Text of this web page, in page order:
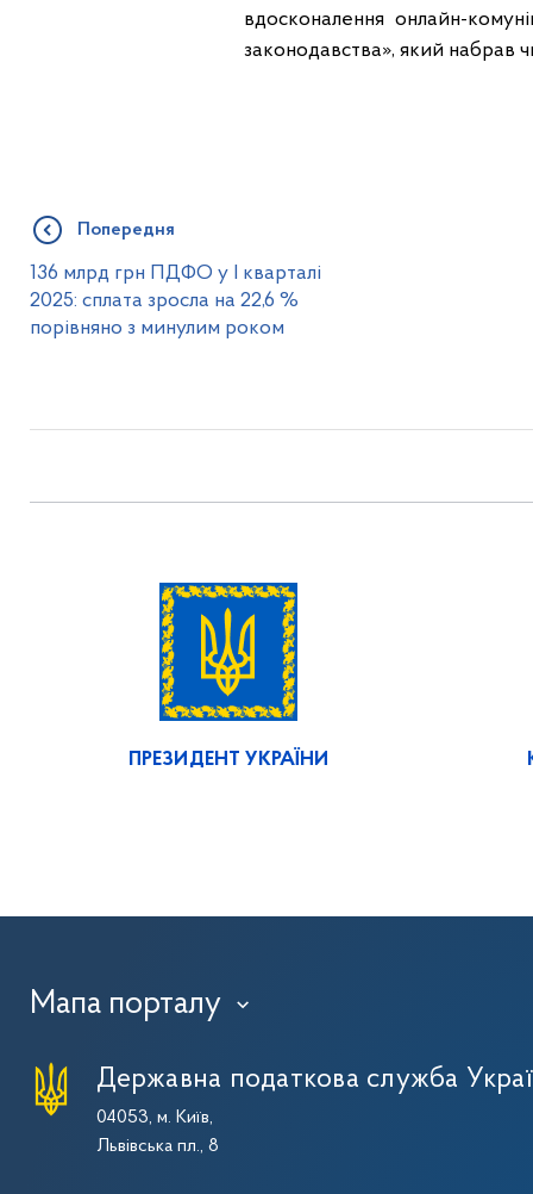
вдосконалення онлайн-
законодавства», який набрав
Попередня
136 млрд грн ПДФО у І кварталі
2025: сплата зросла на 22,6 %
порівняно з минулим роком
ПРЕЗИДЕНТ УКРАЇНИ
Мапа порталу ›
Державна податкова служба
04053, м. Київ,
Львівська пл., 8